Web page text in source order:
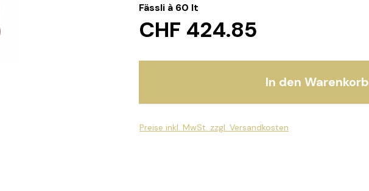
Fässli à 60 lt
CHF 424.85
In den Warenkorb
Preise inkl. MwSt. zzgl. Versandkosten